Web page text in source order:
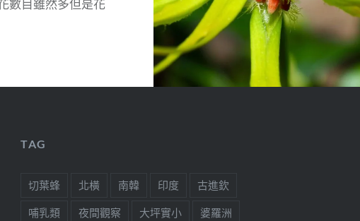
數目雖然多但是花
TAG
切葉蜂 北橫 南韓 印度 古進欽
哺乳類 夜間觀察 大坪實小 婆羅洲